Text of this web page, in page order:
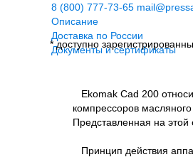
8 (800) 777-73-65
* доступно
Описание
Доставка по России
Документы и сертификаты
Ekomak Cad 200
компрессоров
Представленная на
Принцип действия